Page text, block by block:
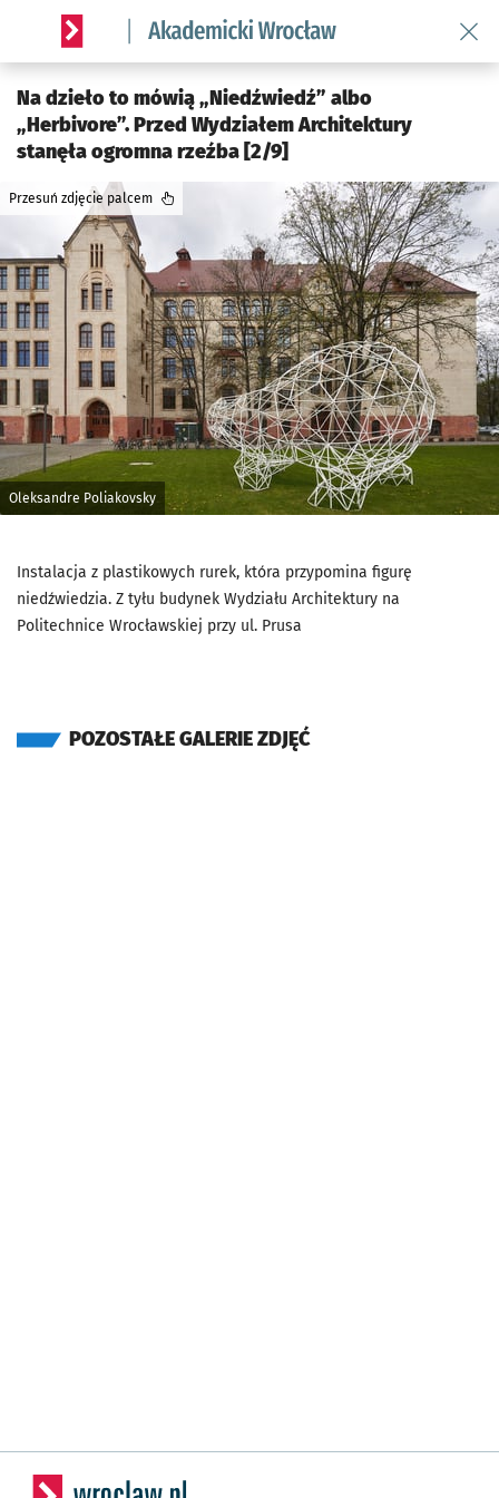
Serwis informacyjny wroclaw.pl podserwis: Akademicki
Na dzieło to mówią „Niedźwiedź” albo
„Herbivore”. Przed Wydziałem Architektury
stanęła ogromna rzeźba [2/9]
Oleksandre Poliakovsky
Przesuń zdjęcie palcem
Instalacja z plastikowych rurek, która przypomina figurę
niedźwiedzia. Z tyłu budynek Wydziału Architektury na
Politechnice Wrocławskiej przy ul. Prusa
POZOSTAŁE GALERIE ZDJĘĆ